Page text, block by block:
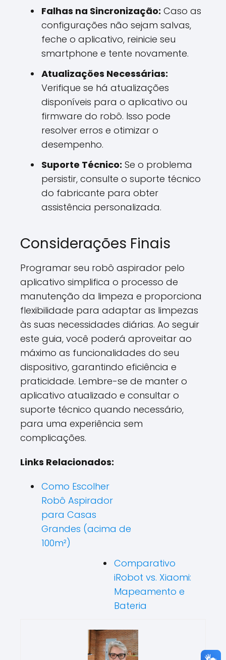
Falhas na Sincronização: Caso as
configurações não sejam salvas,
feche o aplicativo, reinicie seu
smartphone e tente novamente.
Atualizações Necessárias:
Verifique se há atualizações
disponíveis para o aplicativo ou
firmware do robô. Isso pode
resolver erros e otimizar o
desempenho.
Suporte Técnico: Se o problema
persistir, consulte o suporte técnico
do fabricante para obter
assistência personalizada.
Considerações Finais
Programar seu robô aspirador pelo
aplicativo simplifica o processo de
manutenção da limpeza e proporciona
flexibilidade para adaptar as limpezas
às suas necessidades diárias. Ao seguir
este guia, você poderá aproveitar ao
máximo as funcionalidades do seu
dispositivo, garantindo eficiência e
praticidade. Lembre-se de manter o
aplicativo atualizado e consultar o
suporte técnico quando necessário,
para uma experiência sem
complicações.
Links Relacionados:
Como Escolher
Robô Aspirador
para Casas
Grandes (acima de
100m²)
Comparativo
iRobot vs. Xiaomi:
Mapeamento e
Bateria